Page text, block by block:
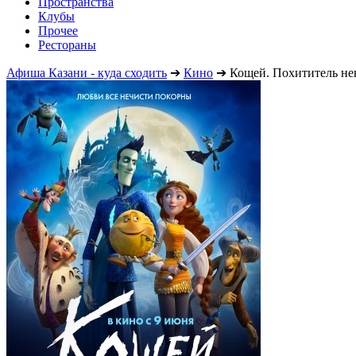
Клубы
Прочее
Рестораны
Афиша Казани - куда сходить ➔ Кино ➔ Кощей. Похититель